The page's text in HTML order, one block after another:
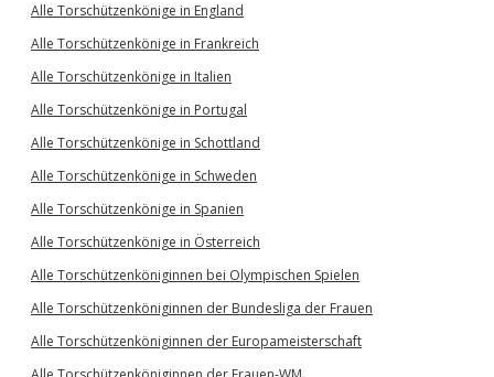
Alle Torschützenkönige in England
Alle Torschützenkönige in Frankreich
Alle Torschützenkönige in Italien
Alle Torschützenkönige in Portugal
Alle Torschützenkönige in Schottland
Alle Torschützenkönige in Schweden
Alle Torschützenkönige in Spanien
Alle Torschützenkönige in Österreich
Alle Torschützenköniginnen bei Olympischen Spielen
Alle Torschützenköniginnen der Bundesliga der Frauen
Alle Torschützenköniginnen der Europameisterschaft